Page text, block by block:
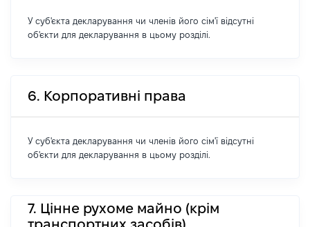
У суб'єкта декларування чи членів його сім'ї відсутні
об'єкти для декларування в цьому розділі.
6. Корпоративні права
У суб'єкта декларування чи членів його сім'ї відсутні
об'єкти для декларування в цьому розділі.
7. Цінне рухоме майно (крім
транспортних засобів)